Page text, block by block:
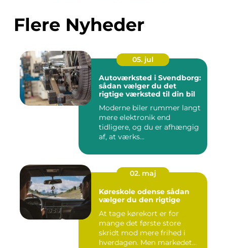
Flere Nyheder
05. jul
Autoværksted i Svendborg:
sådan vælger du det
rigtige værksted til din bil
Moderne biler rummer langt
mere elektronik end
tidligere, og du er afhængig
af, at værks...
02. maj
Køreskole odense sådan
vælger du den rigtige
At tage kørekort er for
mange det første store
skridt mod mere frihed i
hverdagen. Men markedet